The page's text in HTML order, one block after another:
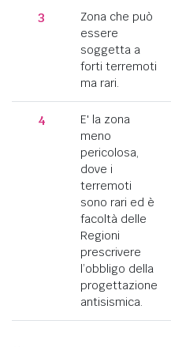
3
Zona che può
essere
soggetta a
forti terremoti
ma rari.
4
E' la zona
meno
pericolosa,
dove i
terremoti
sono rari ed è
facoltà delle
Regioni
prescrivere
l’obbligo della
progettazione
antisismica.